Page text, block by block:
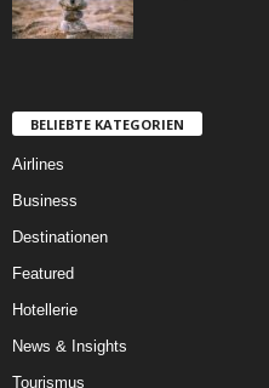
BELIEBTE KATEGORIEN
Airlines
Business
Destinationen
Featured
Hotellerie
News & Insights
Tourismus